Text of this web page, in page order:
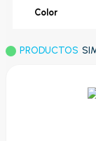
Color
PRODUCTOS